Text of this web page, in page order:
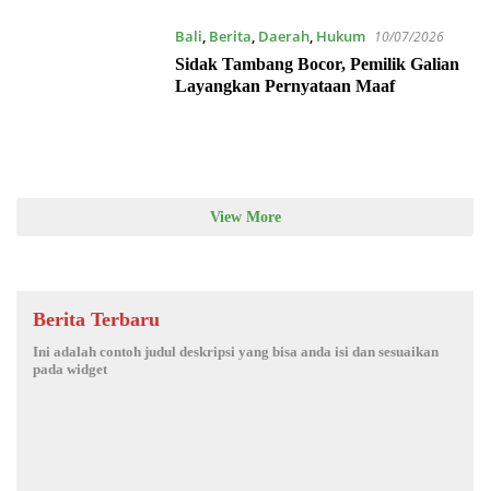
Bali, Berita, Daerah, Hukum
10/07/2026
Sidak Tambang Bocor, Pemilik Galian
Layangkan Pernyataan Maaf
View More
Berita Terbaru
Ini adalah contoh judul deskripsi yang bisa anda isi dan sesuaikan
pada widget